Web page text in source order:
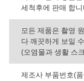
세척후에 판매 합니
모든 제품은 촬영
다 깨끗하게 보일
(오염물과 생활 스
제조사 부품번호(